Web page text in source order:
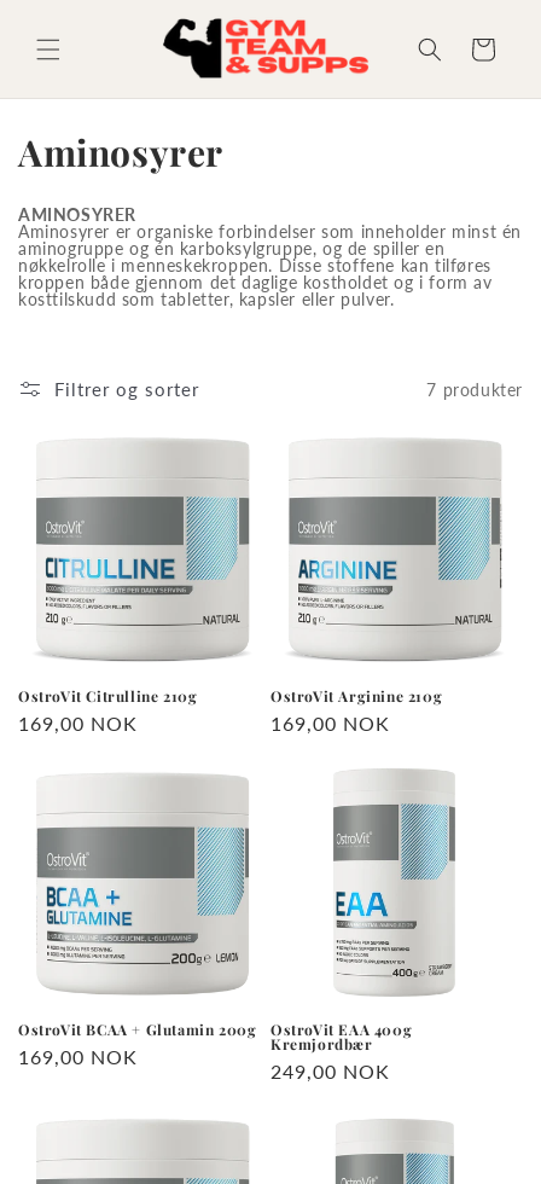
innholdet
Handlekurv
S
a
m
l
n
Aminosyrer
AMINOSYRER
Aminosyrer er organiske forbindelser som inneholder minst én
aminogruppe og én karboksylgruppe, og de spiller en
nøkkelrolle i menneskekroppen. Disse stoffene kan tilføres
kroppen både gjennom det daglige kostholdet og i form av
kosttilskudd som tabletter, kapsler eller pulver.
Filtrer og sorter 7 produkter
OstroVit Citrulline 210g
Vanlig
169,00 NOK
OstroVit Arginine 210g
Vanlig
169,00 NOK
OstroVit BCAA + Glutamin 200g
Vanlig
169,00 NOK
OstroVit EAA 400g
Kremjordbær
Vanlig
249,00 NOK